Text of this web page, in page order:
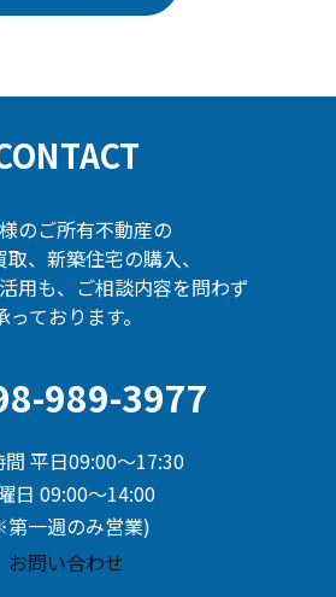
のご所有不動産の
、新築住宅の購入、
用も、ご相談内容を問わず
っております。
989-3977
間 平日09:00～17:30
日 09:00～14:00
一週のみ営業)
お問い合わせ